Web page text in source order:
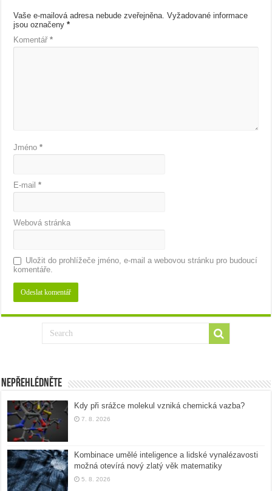
Vaše e-mailová adresa nebude zveřejněna. Vyžadované informace
jsou označeny*
Komentář*
Jméno*
E-mail*
Webová stránka
Uložit do prohlížeče jméno, e-mail a webovou stránku pro budoucí
komentáře.
Nepřehlédněte
Kdy při srážce molekul vzniká chemická vazba?
7. 8. 2026
Kombinace umělé inteligence a lidské vynalézavosti
možná otevírá nový zlatý věk matematiky
5. 8. 2026